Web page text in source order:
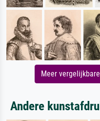
Meer
Andere